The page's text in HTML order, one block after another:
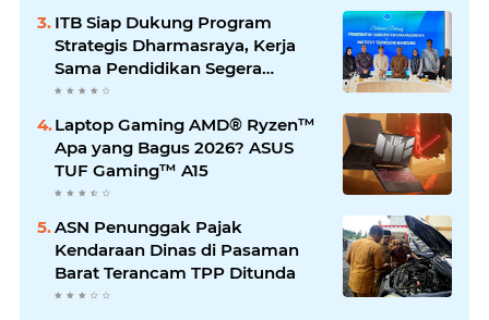
ITB Siap Dukung Program
Strategis Dharmasraya, Kerja
Sama Pendidikan Segera
Difinalkan
Laptop Gaming AMD® Ryzen™
Apa yang Bagus 2026? ASUS
TUF Gaming™ A15
ASN Penunggak Pajak
Kendaraan Dinas di Pasaman
Barat Terancam TPP Ditunda